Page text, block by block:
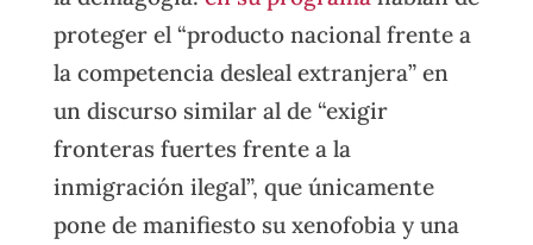
proteger el “producto nacional frente a
la competencia desleal extranjera” en
un discurso similar al de “exigir
fronteras fuertes frente a la
inmigración ilegal”, que únicamente
pone de manifiesto su xenofobia y una